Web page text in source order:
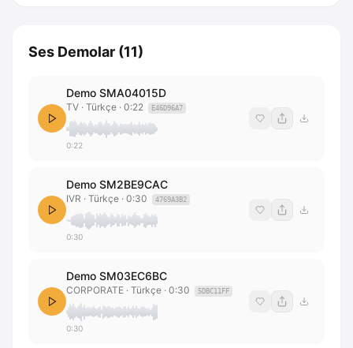
Ses Demolar (11)
Demo SMA04015D
TV · Türkçe · 0:22 E46D96A7
0:22
Demo SM2BE9CAC
IVR · Türkçe · 0:30 4769A3B2
0:30
Demo SM03EC6BC
CORPORATE · Türkçe · 0:30 5DBC11FF
0:30